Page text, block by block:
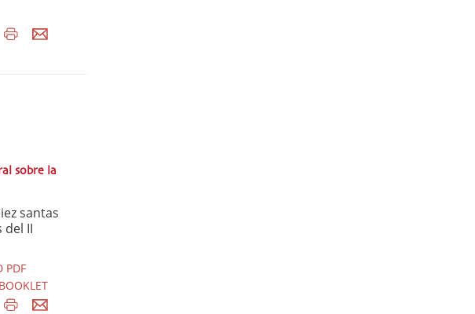
sobre la
santas
del II